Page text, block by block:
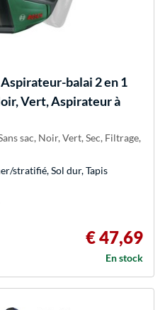
balai 2 en 1
Vert, Aspirateur à
sac, Noir, Vert, Sec, Filtrage,
stratifié, Sol dur, Tapis
€ 47,69
En stock